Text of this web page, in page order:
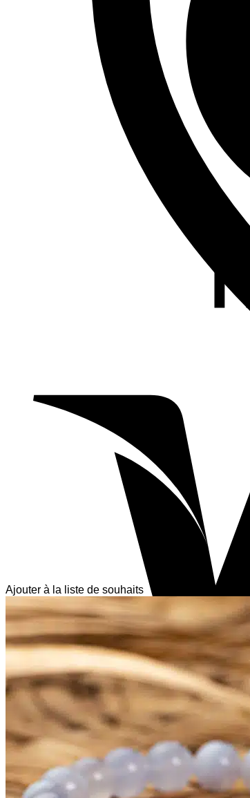
Ajouter à la liste de souhaits